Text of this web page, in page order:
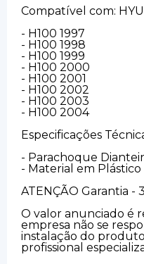
Compatível com:
- H100 1997
- H100 1998
- H100 1999
- H100 2000
- H100 2001
- H100 2002
- H100 2003
- H100 2004
Especificações
- Parachoque
- Material em Plástico
ATENÇÃO Garantia -
O valor anunciado é
empresa não se
instalação do
profissional